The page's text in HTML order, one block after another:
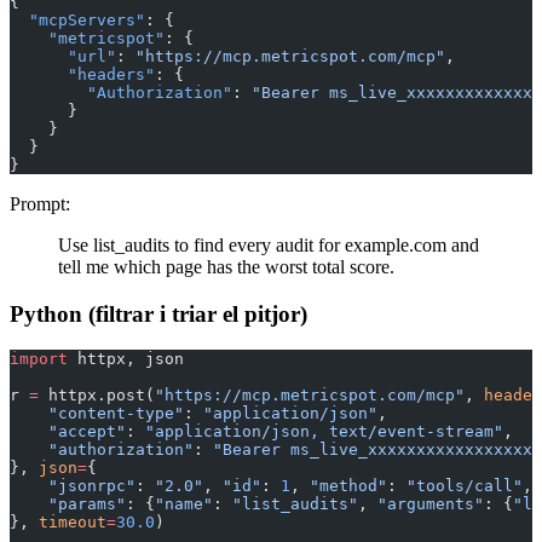
  "mcpServers"
: {
    "metricspot"
: {
      "url"
: "https://mcp.metricspot.com/mcp" ,
      "headers"
: {
        "Authorization"
:
"Bearer
      }
    }
  }
}
Prompt:
Use list_audits to find every audit for example.com and
tell me which page has the worst total score.
Python (filtrar i triar el pitjor)
import httpx, json
r = httpx.post( "https://mcp.metricspot.com/mcp" ,
    "content-type"
: "application/json" ,
    "accept"
: "application/json, text/event-stream" ,
    "authorization"
:
"Bearer
}, json={
    "jsonrpc"
: "2.0" , "id" : 1 , "method" : "tools/call" ,
    "params"
: { "name" : "list_audits" , "arguments" : {
}, timeout=30.0 )